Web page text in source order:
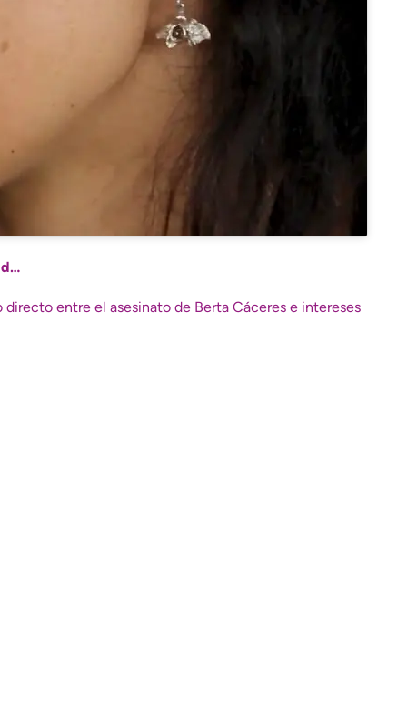
entre el asesinato de Berta Cáceres e intereses